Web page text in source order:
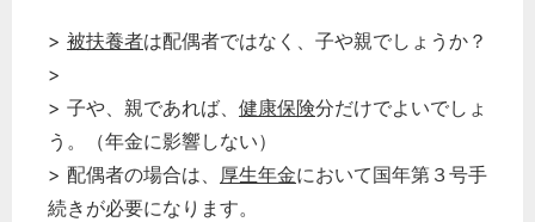
> 被扶養者は配偶者ではなく、子や親でしょうか？
>
> 子や、親であれば、 健康保険分だけでよいでしょ
う。（年金に影響しない）
> 配偶者の場合は、 厚生年金において国年第３号手
続きが必要になります。